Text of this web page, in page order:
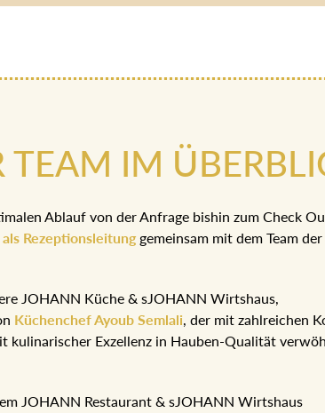
TEAM IM
Ablauf von der Anfrage bishin zum Check
Rezeptionsleitunggemeinsam mit dem Team
JOHANN Küche & sJOHANN Wirtshaus,
Küchenchef Ayoub Semlali, der mit zahlreichen
kulinarischer Exzellenz in Hauben-Qualität
JOHANN Restaurant & sJOHANN Wirtshaus